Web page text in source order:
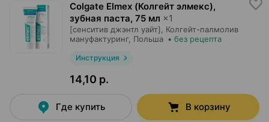
Colgate Elmex (Колгейт элмекс),
зубная паста, 75 мл ×1
[сенситив джэнтл уайт],
Колгейт-палмолив
мануфактуринг, Польша • без рецепта
Инструкция
14,10 р.
Где купить В корзину